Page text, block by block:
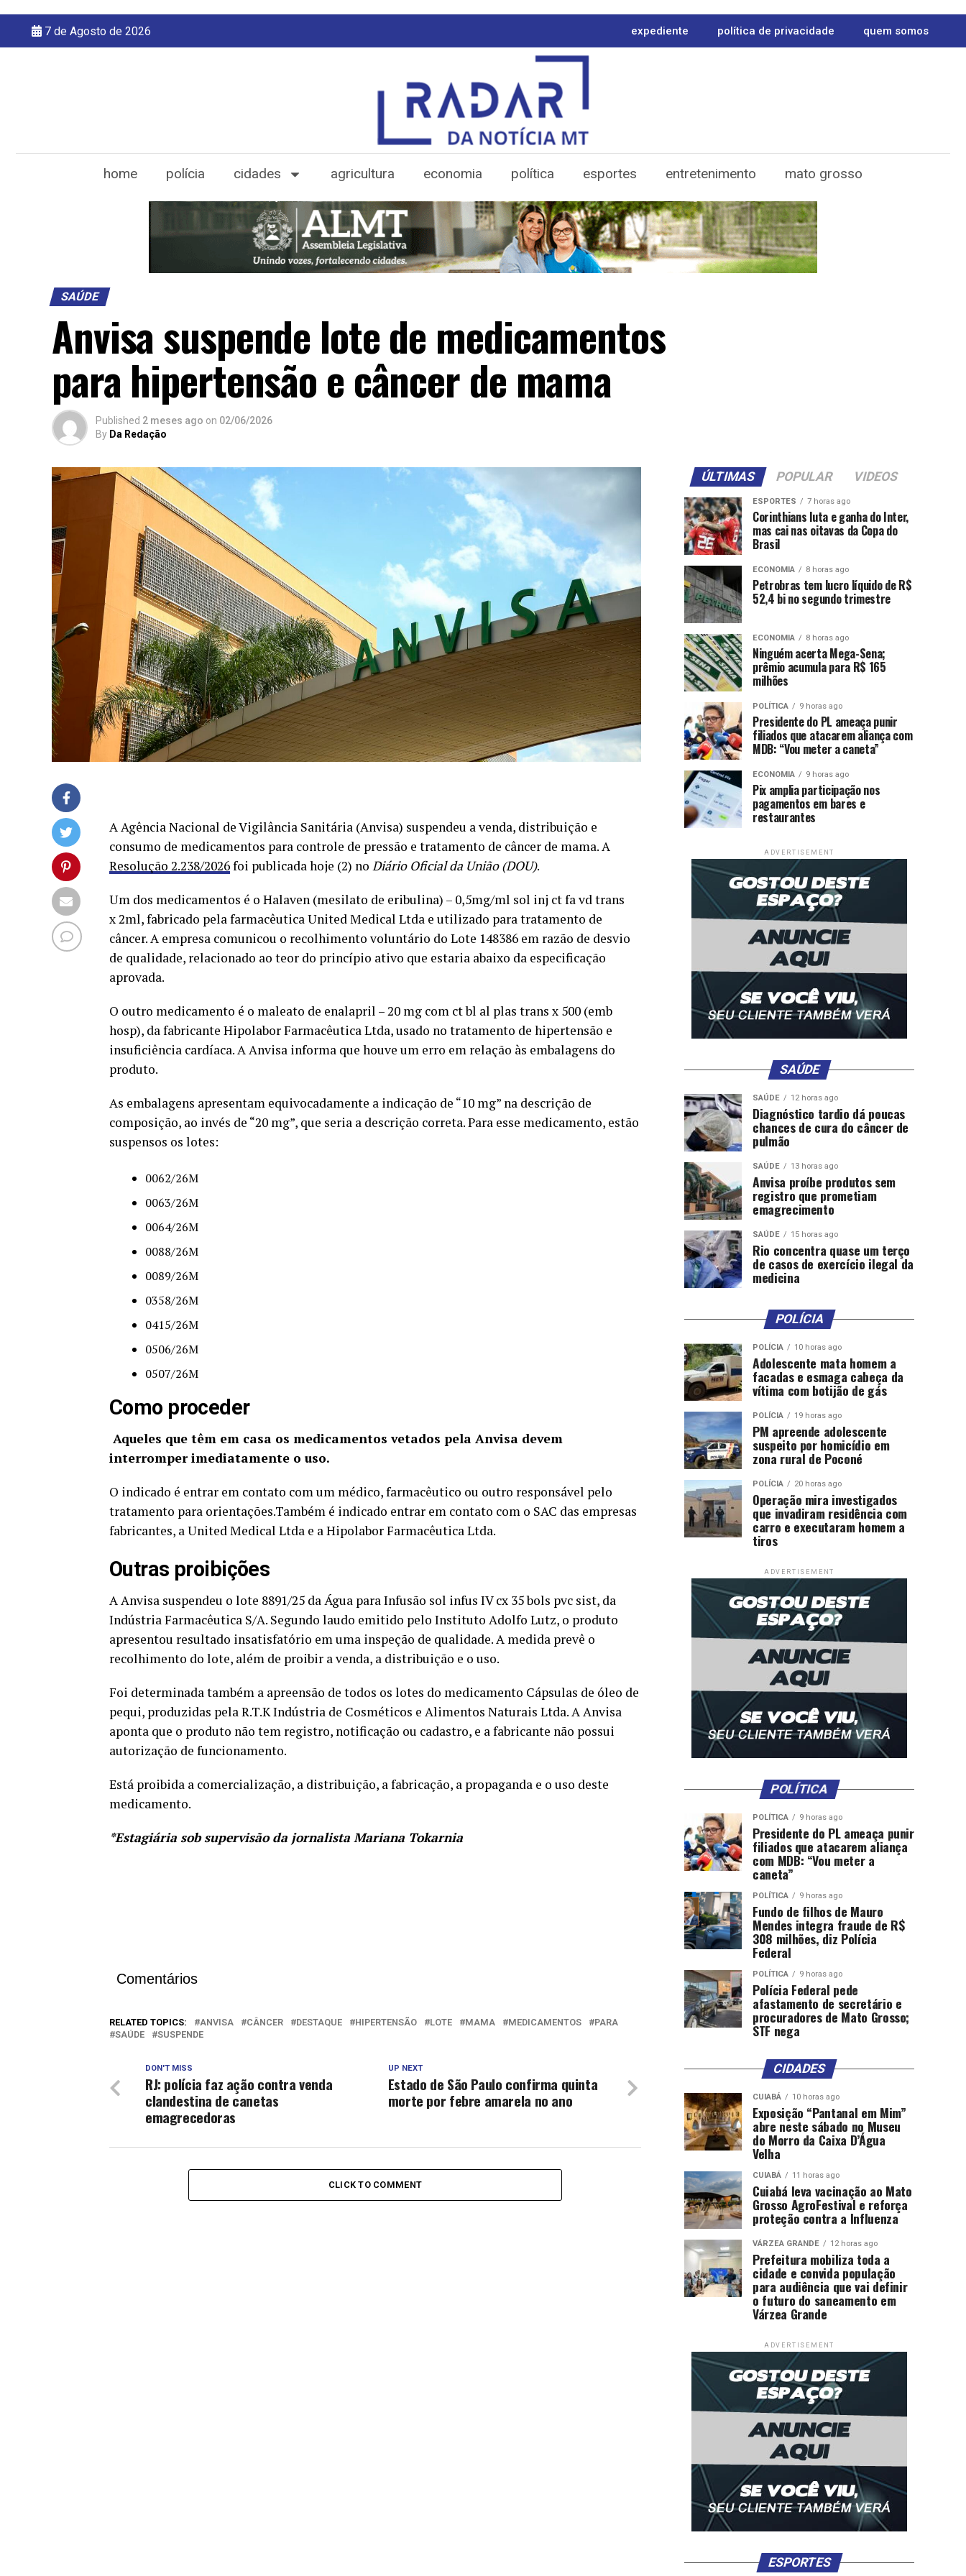
7 de Agosto de 2026 expediente política de privacidade quem somos
home polícia cidades agricultura economia política esportes entretenimento mato grosso
SAÚDE
Anvisa suspende lote de medicamentos
para hipertensão e câncer de mama
Published 2 meses ago on 02/06/2026
By Da Redação
A Agência Nacional de Vigilância Sanitária (Anvisa) suspendeu a venda, distribuição e
consumo de medicamentos para controle de pressão e tratamento de câncer de mama. A
Resolução 2.238/2026foi publicada hoje (2) no Diário Oficial da União (DOU).
Um dos medicamentos é o Halaven (mesilato de eribulina) – 0,5mg/ml sol inj ct fa vd trans
x 2ml, fabricado pela farmacêutica United Medical Ltda e utilizado para tratamento de
câncer. A empresa comunicou o recolhimento voluntário do Lote 148386 em razão de desvio
de qualidade, relacionado ao teor do princípio ativo que estaria abaixo da especificação
aprovada.
O outro medicamento é o maleato de enalapril – 20 mg com ct bl al plas trans x 500 (emb
hosp), da fabricante Hipolabor Farmacêutica Ltda, usado no tratamento de hipertensão e
insuficiência cardíaca. A Anvisa informa que houve um erro em relação às embalagens do
produto.
As embalagens apresentam equivocadamente a indicação de “10 mg” na descrição de
composição, ao invés de “20 mg”, que seria a descrição correta. Para esse medicamento, estão
suspensos os lotes:
0062/26M
0063/26M
0064/26M
0088/26M
0089/26M
0358/26M
0415/26M
0506/26M
0507/26M
Como proceder
Aqueles que têm em casa os medicamentos vetados pela Anvisa devem
interromper imediatamente o uso.
O indicado é entrar em contato com um médico, farmacêutico ou outro responsável pelo
tratamento para orientações.Também é indicado entrar em contato com o SAC das empresas
fabricantes, a United Medical Ltda e a Hipolabor Farmacêutica Ltda.
Outras proibições
A Anvisa suspendeu o lote 8891/25 da Água para Infusão sol infus IV cx 35 bols pvc sist, da
Indústria Farmacêutica S/A. Segundo laudo emitido pelo Instituto Adolfo Lutz, o produto
apresentou resultado insatisfatório em uma inspeção de qualidade. A medida prevê o
recolhimento do lote, além de proibir a venda, a distribuição e o uso.
Foi determinada também a apreensão de todos os lotes do medicamento Cápsulas de óleo de
pequi, produzidas pela R.T.K Indústria de Cosméticos e Alimentos Naturais Ltda. A Anvisa
aponta que o produto não tem registro, notificação ou cadastro, e a fabricante não possui
autorização de funcionamento.
Está proibida a comercialização, a distribuição, a fabricação, a propaganda e o uso deste
medicamento.
*Estagiária sob supervisão da jornalista Mariana Tokarnia
Comentários
RELATED TOPICS: ANVISA CÂNCER DESTAQUE HIPERTENSÃO LOTE MAMA MEDICAMENTOS
PARA
SAÚDE
SUSPENDE
UP NEXT
Estado de São Paulo confirma quinta
morte por febre amarela no ano
DON'T MISS
RJ: polícia faz ação contra venda
clandestina de canetas
emagrecedoras
CLICK TO COMMENT
ÚLTIMAS POPULAR VIDEOS
ESPORTES 7 horas ago
Corinthians luta e ganha do Inter,
mas cai nas oitavas da Copa do
Brasil
ECONOMIA 8 horas ago
Petrobras tem lucro líquido de R$
52,4 bi no segundo trimestre
ECONOMIA 8 horas ago
Ninguém acerta Mega-Sena;
prêmio acumula para R$ 165
milhões
POLÍTICA 9 horas ago
Presidente do PL ameaça punir
filiados que atacarem aliança com
MDB: “Vou meter a caneta”
ECONOMIA 9 horas ago
Pix amplia participação nos
pagamentos em bares e
restaurantes
ADVERTISEMENT
SAÚDE
SAÚDE 12 horas ago
Diagnóstico tardio dá poucas
chances de cura do câncer de
pulmão
SAÚDE 13 horas ago
Anvisa proíbe produtos sem
registro que prometiam
emagrecimento
SAÚDE 15 horas ago
Rio concentra quase um terço
de casos de exercício ilegal da
medicina
POLÍCIA
POLÍCIA 10 horas ago
Adolescente mata homem a
facadas e esmaga cabeça da
vítima com botijão de gás
POLÍCIA 19 horas ago
PM apreende adolescente
suspeito por homicídio em
zona rural de Poconé
POLÍCIA 20 horas ago
Operação mira investigados
que invadiram residência com
carro e executaram homem a
tiros
ADVERTISEMENT
POLÍTICA
POLÍTICA 9 horas ago
Presidente do PL ameaça punir
filiados que atacarem aliança
com MDB: “Vou meter a
caneta”
POLÍTICA 9 horas ago
Fundo de filhos de Mauro
Mendes integra fraude de R$
308 milhões, diz Polícia
Federal
POLÍTICA 9 horas ago
Polícia Federal pede
afastamento de secretário e
procuradores de Mato Grosso;
STF nega
CIDADES
CUIABÁ 10 horas ago
Exposição “Pantanal em Mim”
abre neste sábado no Museu
do Morro da Caixa D’Água
Velha
CUIABÁ 11 horas ago
Cuiabá leva vacinação ao Mato
Grosso AgroFestival e reforça
proteção contra a Influenza
VÁRZEA GRANDE 12 horas ago
Prefeitura mobiliza toda a
cidade e convida população
para audiência que vai definir
o futuro do saneamento em
Várzea Grande
ADVERTISEMENT
ESPORTES